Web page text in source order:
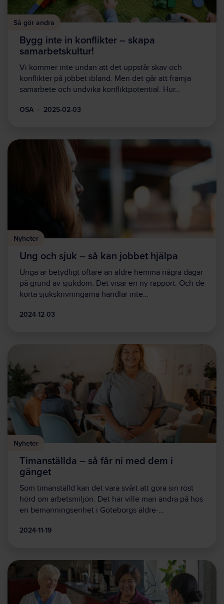
Så gör andra
Bygg inte in konflikter – skapa
samarbetskultur!
Vi kommer inte undan att det uppstår skav och
konflikter på jobbet ibland. Men det går att främja
samarbete och undvika konfliktpotential. Hur…
OSA 2025-02-03
Nyheter
Ung och sjuk – så kan jobbet hjälpa
Unga är betydligt oftare än äldre hemma några dagar
på grund av sjukdom. Det visar en ny rapport. Och de
korta sjukskrivningarna handlar inte…
2024-12-03
Nyheter
Timanställda – så får ni med dem i
gänget
Som timanställd kan det vara svårt att göra sin röst
hörd om arbetsmiljön. Det här ville man ändra på hos
en bemanningsenhet i Göteborgs äldre-…
2024-11-19